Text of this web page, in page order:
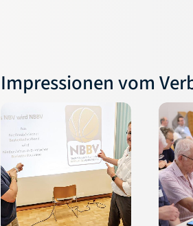
Impressionen vom